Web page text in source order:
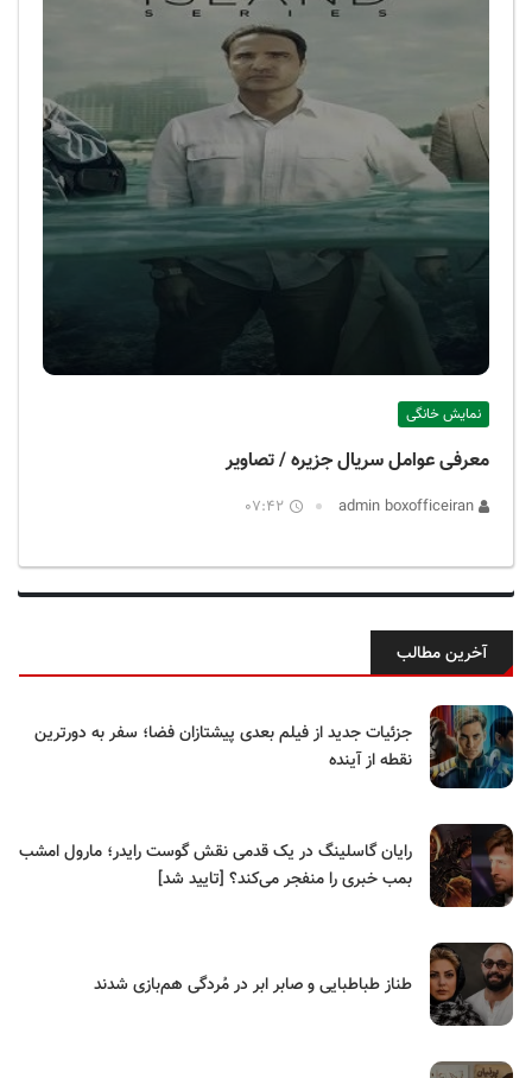
نمایش خانگی
معرفی عوامل سریال جزیره / تصاویر
07:42
آخرین مطالب
جزئیات جدید از فیلم بعدی پیشتازان فضا؛ سفر به دورترین
نقطه از آینده
رایان گاسلینگ در یک قدمی نقش گوست رایدر؛ مارول امشب
بمب خبری را منفجر می‌کند؟ [تایید شد]
طناز طباطبایی و صابر ابر در مُردگی هم‌بازی شدند